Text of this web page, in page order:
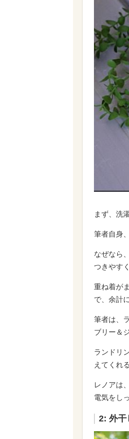
まず、洗
筆者自身
なぜなら
つきやす
重ね着が
で、余計
筆者は、
ブリー＆
ランドリ
えてくれ
レノアは
電気をし
2: 外干